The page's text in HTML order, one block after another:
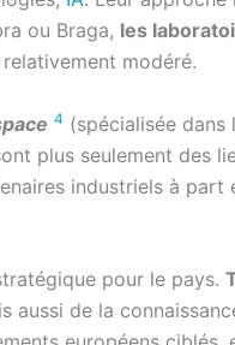
ou Braga, les
modéré.
4 (spécialisée
plus seulement des
industriels à part
pour le pays.
aussi de la